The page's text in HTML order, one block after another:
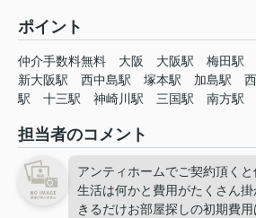
ポイント
仲介手数料無料 大阪 大阪駅 梅田駅
新大阪駅
西中島駅 塚本駅 加島駅
駅
十三駅 神崎川駅 三国駅 南方駅
担当者のコメント
アンティホームでご契約頂く
生活は何かと費用がたくさん
きるだけお部屋探しの初期費